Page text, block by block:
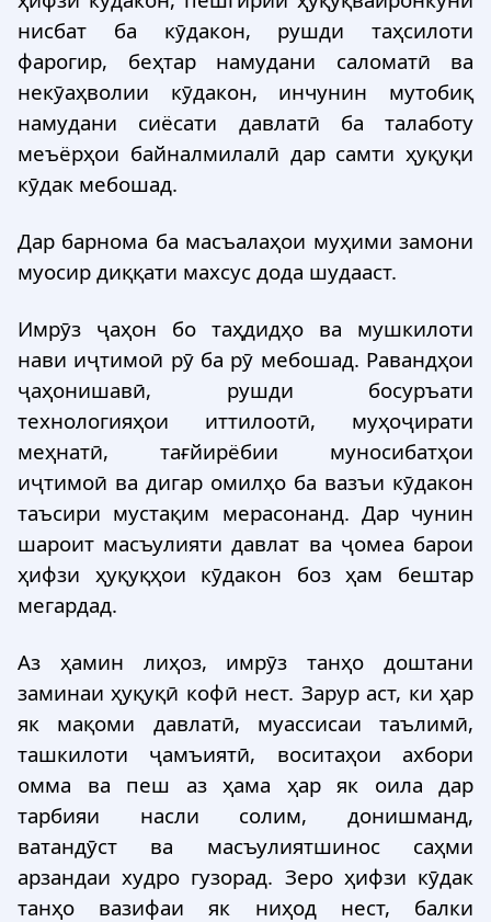
нисбат ба кӯдакон, рушди таҳсилоти
фарогир, беҳтар намудани саломатӣ ва
некӯаҳволии кӯдакон, инчунин мутобиқ
намудани сиёсати давлатӣ ба талаботу
меъёрҳои байналмилалӣ дар самти ҳуқуқи
кӯдак мебошад.
Дар барнома ба масъалаҳои муҳими замони
муосир диққати махсус дода шудааст.
Имрӯз ҷаҳон бо таҳдидҳо ва мушкилоти
нави иҷтимоӣ рӯ ба рӯ мебошад. Равандҳои
ҷаҳонишавӣ, рушди босуръати
технологияҳои иттилоотӣ, муҳоҷирати
меҳнатӣ, тағйирёбии муносибатҳои
иҷтимоӣ ва дигар омилҳо ба вазъи кӯдакон
таъсири мустақим мерасонанд. Дар чунин
шароит масъулияти давлат ва ҷомеа барои
ҳифзи ҳуқуқҳои кӯдакон боз ҳам бештар
мегардад.
Аз ҳамин лиҳоз, имрӯз танҳо доштани
заминаи ҳуқуқӣ кофӣ нест. Зарур аст, ки ҳар
як мақоми давлатӣ, муассисаи таълимӣ,
ташкилоти ҷамъиятӣ, воситаҳои ахбори
омма ва пеш аз ҳама ҳар як оила дар
тарбияи насли солим, донишманд,
ватандӯст ва масъулиятшинос саҳми
арзандаи худро гузорад. Зеро ҳифзи кӯдак
танҳо вазифаи як ниҳод нест, балки